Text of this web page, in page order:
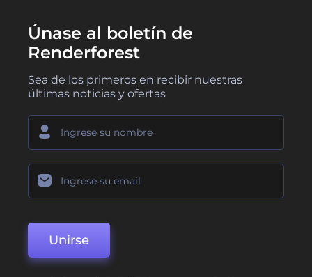
Únase al boletín de
Renderforest
Sea de los primeros en recibir nuestras
últimas noticias y ofertas
Unirse